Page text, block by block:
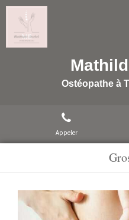
Ostéopathe à
Appeler